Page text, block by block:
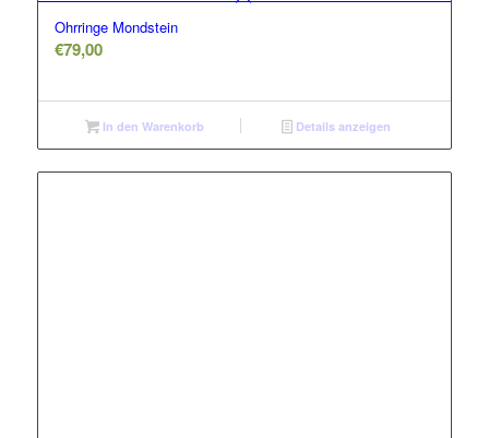
Ohrringe Mondstein
€79,00
In den Warenkorb Details anzeigen